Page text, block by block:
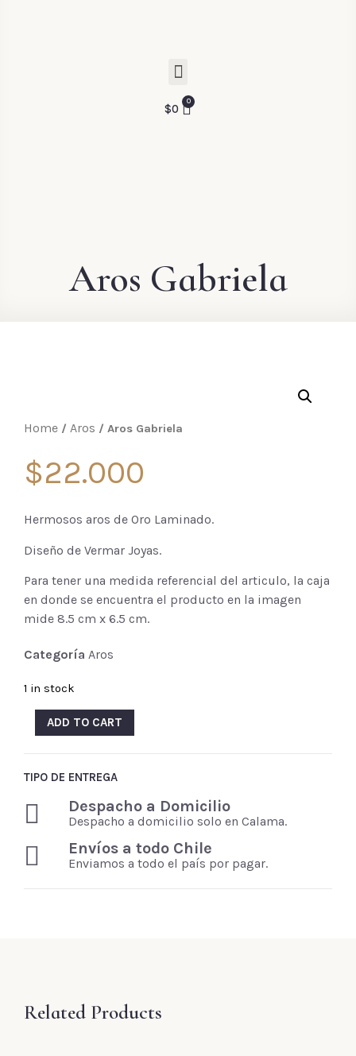
$0
Aros Gabriela
Home / Aros / Aros Gabriela
$22.000
Hermosos aros de Oro Laminado.
Diseño de Vermar Joyas.
Para tener una medida referencial del articulo, la caja
en donde se encuentra el producto en la imagen
mide 8.5 cm x 6.5 cm.
Categoría Aros
1 in stock
ADD TO CART
TIPO DE ENTREGA
Despacho a Domicilio
Despacho a domicilio solo en Calama.
Envíos a todo Chile
Enviamos a todo el país por pagar.
Related Products